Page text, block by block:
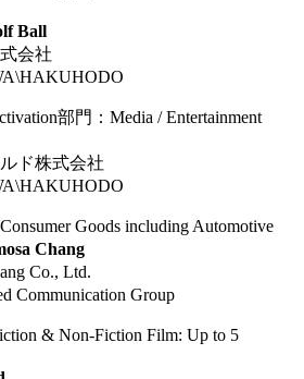
Ball
会社
\HAKUHODO
部門：Media / Entertainment
ド株式会社
\HAKUHODO
Goods including Automotive
Chang
Co., Ltd.
Communication Group
& Non-Fiction Film: Up to 5